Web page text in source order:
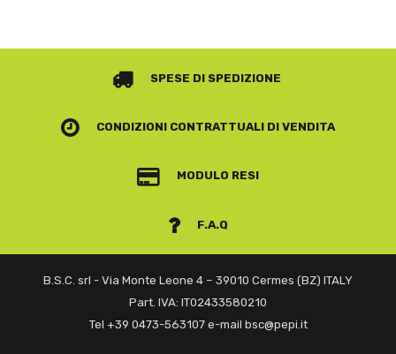
SPESE DI SPEDIZIONE
CONDIZIONI CONTRATTUALIDI VENDITA
MODULO RESI
F.A.Q
B.S.C. srl - Via Monte Leone 4 – 39010 Cermes (BZ) ITALY
Part. IVA: IT02433580210
Tel +39 0473-563107 e-mail bsc@pepi.it